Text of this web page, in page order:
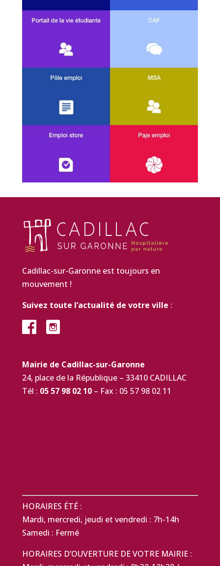
Cadillac-sur-Garonne est toujours en
mouvement !
Suivez toute l’actualité de votre ville :
Mairie de Cadillac-sur-Garonne
24, place de la République – 33410 CADILLAC
Tél : 05 57 98 02 10– Fax : 05 57 98 02 11
HORAIRES ÉTÉ :
Mardi, mercredi, jeudi et vendredi : 7h-14h
Samedi : Fermé
HORAIRES D’OUVERTURE DE VOTRE MAIRIE :